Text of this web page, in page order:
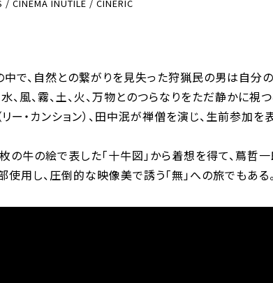
CINEMA INUTILE / CINERIC
で、自然との繋がりを見失った狩猟民の男は自分
、風、霧、土、火、万物とのつらなりをただ静かに視
ー・カンション）、田中泯が禅僧を演じ、生前参
の牛の絵で表した「十牛図」から着想を得て、蔦
用し、圧倒的な映像美で誘う「無」への旅でもある。